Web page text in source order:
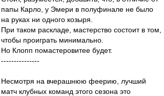
папы Карло, у Эмери в полуфинале не было
на руках ни одного козыря.
При таком раскладе, мастерство состоит в том,
чтобы проиграть минимально.
Но Клопп помастеровитее будет.
---------------
Несмотря на вчерашнюю феерию, лучший
матч клубных команд этого сезона это